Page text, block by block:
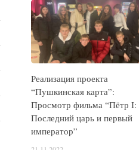
Реализация проекта
“Пушкинская карта”:
Просмотр фильма “Пётр I:
Последний царь и первый
император”